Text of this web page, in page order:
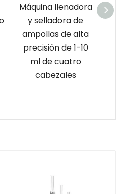
Máquina de
llenado y sellado
de ampollas de
acero inoxidable
para productos
químicos de